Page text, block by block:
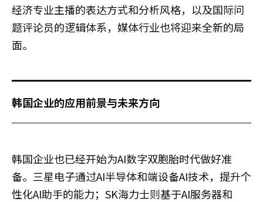
经济专业主播的表达方式和分析风格，以及国际问
题评论员的逻辑体系，媒体行业也将迎来全新的局
面。
韩国企业的应用前景与未来方向
韩国企业也已经开始为AI数字双胞胎时代做好准
备。三星电子通过AI半导体和端设备AI技术，提升个
性化AI助手的能力；SK海力士则基于AI服务器和